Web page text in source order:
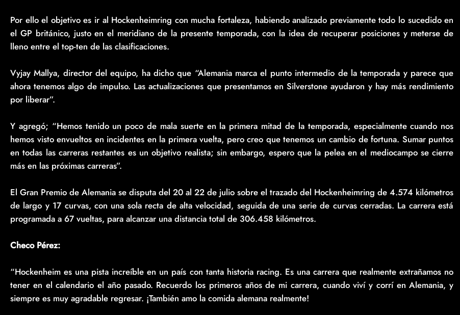
Por ello el objetivo es ir al Hockenheimring con mucha fortaleza, habiendo analizado previamente todo lo sucedido en
el GP británico, justo en el meridiano de la presente temporada, con la idea de recuperar posiciones y meterse de
lleno entre el top-ten de las clasificaciones.
Vyjay Mallya, director del equipo, ha dicho que “Alemania marca el punto intermedio de la temporada y parece que
ahora tenemos algo de impulso. Las actualizaciones que presentamos en Silverstone ayudaron y hay más rendimiento
por liberar”.
Y agregó; “Hemos tenido un poco de mala suerte en la primera mitad de la temporada, especialmente cuando nos
hemos visto envueltos en incidentes en la primera vuelta, pero creo que tenemos un cambio de fortuna. Sumar puntos
en todas las carreras restantes es un objetivo realista; sin embargo, espero que la pelea en el mediocampo se cierre
más en las próximas carreras”.
El Gran Premio de Alemania se disputa del 20 al 22 de julio sobre el trazado del Hockenheimring de 4.574 kilómetros
de largo y 17 curvas, con una sola recta de alta velocidad, seguida de una serie de curvas cerradas. La carrera está
programada a 67 vueltas, para alcanzar una distancia total de 306.458 kilómetros.
Checo Pérez:
“Hockenheim es una pista increíble en un país con tanta historia racing. Es una carrera que realmente extrañamos no
tener en el calendario el año pasado. Recuerdo los primeros años de mi carrera, cuando viví y corrí en Alemania, y
siempre es muy agradable regresar. ¡También amo la comida alemana realmente!